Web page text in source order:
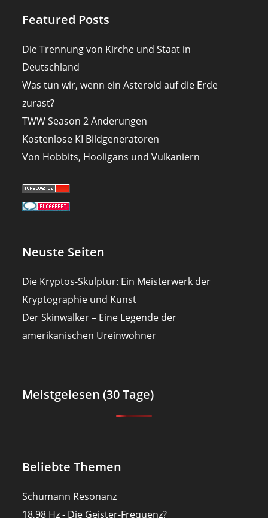
Featured Posts
Die Trennung von Kirche und Staat in
Deutschland
Was tun wir, wenn ein Asteroid auf die Erde
zurast?
TWW Season 2 Änderungen
Kostenlose KI Bildgeneratoren
Von Hobbits, Hooligans und Vulkaniern
Neuste Seiten
Die Kryptos-Skulptur: Ein Meisterwerk der
Kryptographie und Kunst
Der Skinwalker – Eine Legende der
amerikanischen Ureinwohner
Meistgelesen (30 Tage)
Beliebte Themen
Schumann Resonanz
18,98 Hz - Die Geister-Frequenz?